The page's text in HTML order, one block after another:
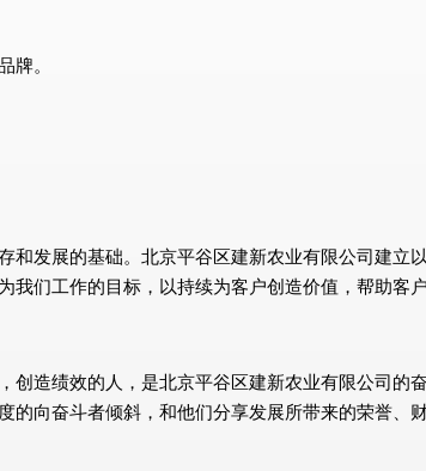
牌。
和发展的基础。北京平谷区建新农业有限公司建
我们工作的目标，以持续为客户创造价值，帮助客
创造绩效的人，是北京平谷区建新农业有限公司
向奋斗者倾斜，和他们分享发展所带来的荣誉、财